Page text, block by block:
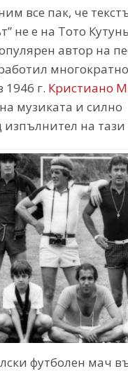
все пак, че
не е на Тото
автор на
1946 г. Кристиано
музиката и силно
на тази
футболен мач